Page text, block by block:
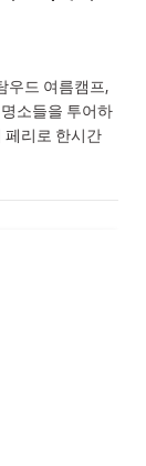
우드 여름캠프,
소들을 투어하
페리로 한시간